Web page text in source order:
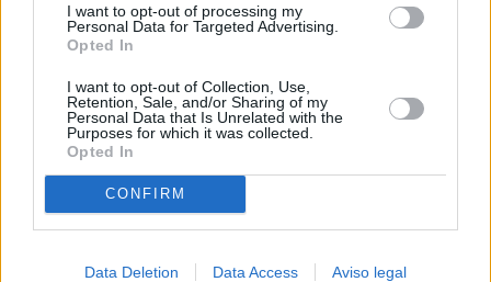
I want to opt-out of processing my
Personal Data for Targeted Advertising.
Opted In
I want to opt-out of Collection, Use,
Retention, Sale, and/or Sharing of my
Personal Data that Is Unrelated with the
Purposes for which it was collected.
Opted In
CONFIRM
Data Deletion Data Access Aviso legal